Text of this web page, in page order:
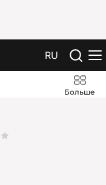
RU
Больше